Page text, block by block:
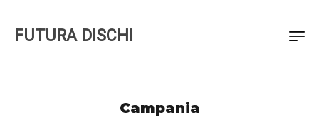
FUTURA DISCHI
Campania